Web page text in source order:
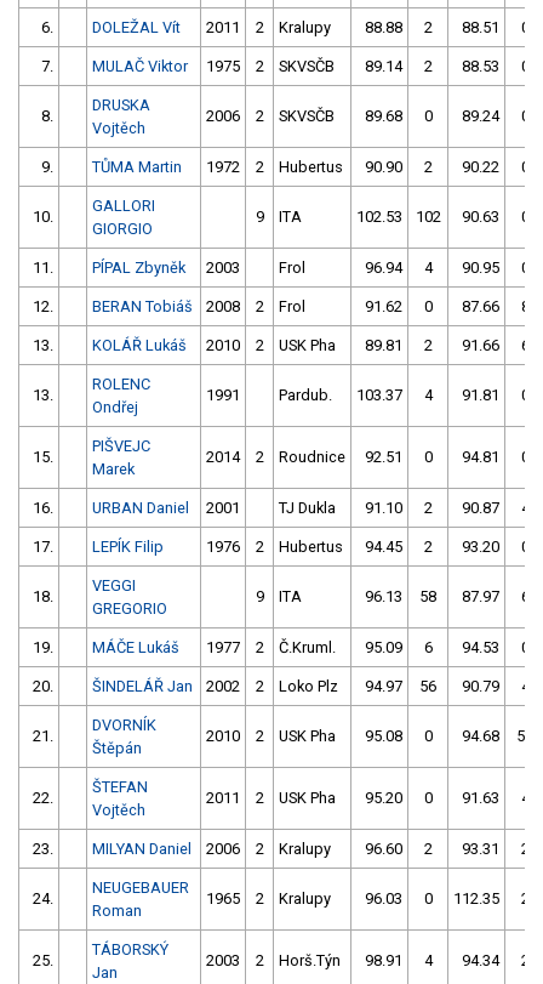
6. DOLEŽAL Vít 2011 2 Kralupy 88.88 2 88.51 0
7. MULAČ Viktor 1975 2 SKVSČB 89.14 2 88.53 0
8.
DRUSKA
Vojtěch
2006 2 SKVSČB 89.68 0 89.24 0
9. TŮMA Martin 1972 2 Hubertus 90.90 2 90.22 0
10.
GALLORI
GIORGIO
9 ITA 102.53 102 90.63 0
11. PÍPAL Zbyněk 2003 Frol 96.94 4 90.95 0
12. BERAN Tobiáš 2008 2 Frol 91.62 0 87.66 8
13. KOLÁŘ Lukáš 2010 2 USK Pha 89.81 2 91.66 6
13.
ROLENC
Ondřej
1991 Pardub. 103.37 4 91.81 0
15.
PIŠVEJC
Marek
2014 2 Roudnice 92.51 0 94.81 0
16. URBAN Daniel 2001 TJ Dukla 91.10 2 90.87 4
17. LEPÍK Filip 1976 2 Hubertus 94.45 2 93.20 0
18.
VEGGI
GREGORIO
9 ITA 96.13 58 87.97 6
19. MÁČE Lukáš 1977 2 Č.Kruml. 95.09 6 94.53 0
20. ŠINDELÁŘ Jan 2002 2 Loko Plz 94.97 56 90.79 4
21.
DVORNÍK
Štěpán
2010 2 USK Pha 95.08 0 94.68 52
22.
ŠTEFAN
Vojtěch
2011 2 USK Pha 95.20 0 91.63 4
23. MILYAN Daniel 2006 2 Kralupy 96.60 2 93.31 2
24.
NEUGEBAUER
Roman
1965 2 Kralupy 96.03 0 112.35 2
25.
TÁBORSKÝ
Jan
2003 2 Horš.Týn 98.91 4 94.34 2